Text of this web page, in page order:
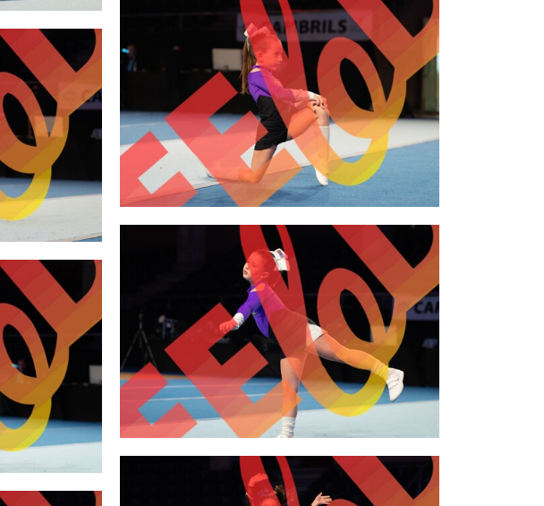
2,00 €
2,00 €